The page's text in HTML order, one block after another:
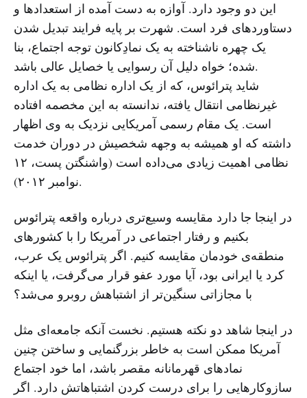
این دو وجود دارد. آوازه به دست آمده از استعدادها و
دستاوردهای فرد است. شهرت بر پایه فرایند تبدیل شدن
یک چهره ناشناخته به یک نمادِکانون توجه اجتماع، بنا
شده؛ خواه دلیل آن رسوایی یا خصایل عالی باشد.
شاید پترائوس، که از یک اداره نظامی به یک اداره
غیرنظامی انتقال یافته، ندانسته به این مخصمه افتاده
است. یک مقام رسمی آمریکایی نزدیک به وی اظهار
داشته که او همیشه به وجهه شخصیش در دوران خدمت
نظامی اهمیت زیادی می‌داده است (واشنگتن پست، ۱۲
نوامبر ۲۰۱۲).
در اینجا جا دارد مقایسه وسیع‌تری درباره واقعه پترائوس
بکنیم و رفتار اجتماعی در آمریکا را با کشورهای
منطقه‌ی خودمان مقایسه کنیم. اگر پترائوس یک عرب،
کرد یا ایرانی بود، آیا مورد عفو قرار می‌گرفت، یا اینکه
با مجازاتی سنگین‌تر از اشتباهش روبرو می‌شد؟
در اینجا شاهد دو نکته هستیم. نخست آنکه جامعه‌ای مثل
آمریکا ممکن است به خاطر بزرگنمایی و ساختن چنین
نمادهای قهرمانانه مقصر باشد، اما خود اجتماع
سازوکارهایی را برای درست کردن اشتباهاتش دارد. اگر